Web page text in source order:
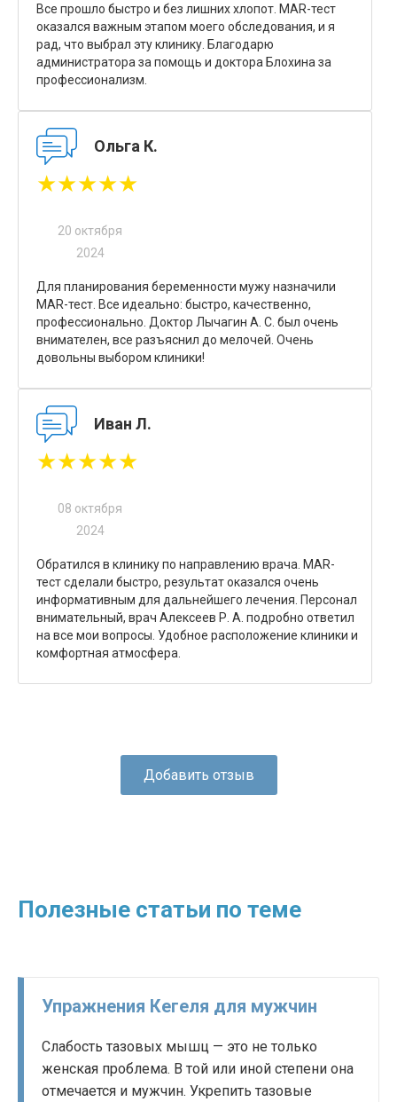
Все прошло быстро и без лишних хлопот. MAR-тест
оказался важным этапом моего обследования, и я
рад, что выбрал эту клинику. Благодарю
администратора за помощь и доктора Блохина за
профессионализм.
Ольга К.
★★★★★
20 октября
2024
Для планирования беременности мужу назначили
MAR-тест. Все идеально: быстро, качественно,
профессионально. Доктор Лычагин А. С. был очень
внимателен, все разъяснил до мелочей. Очень
довольны выбором клиники!
Иван Л.
★★★★★
08 октября
2024
Обратился в клинику по направлению врача. MAR-
тест сделали быстро, результат оказался очень
информативным для дальнейшего лечения. Персонал
внимательный, врач Алексеев Р. А. подробно ответил
на все мои вопросы. Удобное расположение клиники и
комфортная атмосфера.
Добавить отзыв
Полезные статьи по теме
Упражнения Кегеля для мужчин
Слабость тазовых мышц — это не только
женская проблема. В той или иной степени она
отмечается и мужчин. Укрепить тазовые